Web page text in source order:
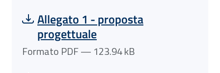
Scarica file:
Allegato 1 - proposta
progettuale
Formato PDF — Dimensione 123.94 kB
Formato PDF — 123.94 kB